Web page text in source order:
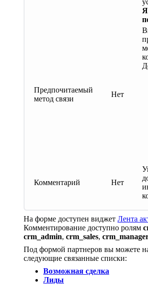
Предпочитаемый
метод связи
Нет
Комментарий Нет
На форме доступен виджет Лента
Комментирование доступно ролям
crm_admin, crm_sales,
Под формой партнеров вы можете
следующие связанные списки:
Возможная сделка
Лиды